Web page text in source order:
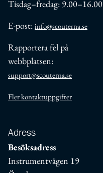
Tisdag–fredag: 9.00–16.00
E-post: info@scouterna.se
Rapportera fel på
webbplatsen:
support@scouterna.se
Fler kontaktuppgifter
Adress
Besöksadress
Instrumentvägen 19